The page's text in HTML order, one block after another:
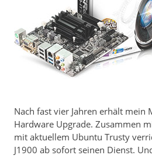
Nach fast vier Jahren erhält mein
Hardware Upgrade. Zusammen
mit aktuellem Ubuntu Trusty
J1900 ab sofort seinen Dienst.